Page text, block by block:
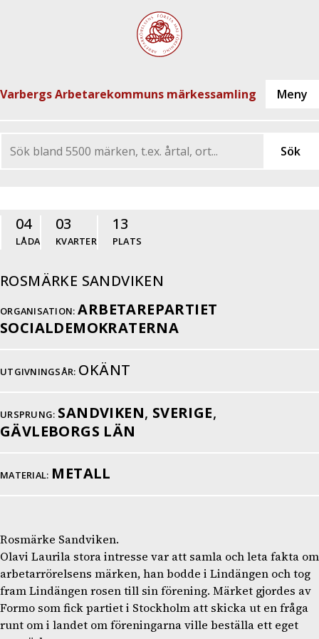
Varbergs Arbetarekommuns märkessamling
04
LÅDA
03
KVARTER
13
PLATS
ROSMÄRKE SANDVIKEN
ORGANISATION: ARBETAREPARTIET
SOCIALDEMOKRATERNA
UTGIVNINGSÅR: OKÄNT
URSPRUNG: SANDVIKEN, SVERIGE,
GÄVLEBORGS LÄN
MATERIAL: METALL
Rosmärke Sandviken.
Olavi Laurila stora intresse var att samla och leta fakta om
arbetarrörelsens märken, han bodde i Lindängen och tog
fram Lindängen rosen till sin förening. Märket gjordes av
Formo som fick partiet i Stockholm att skicka ut en fråga
runt om i landet om föreningarna ville beställa ett eget